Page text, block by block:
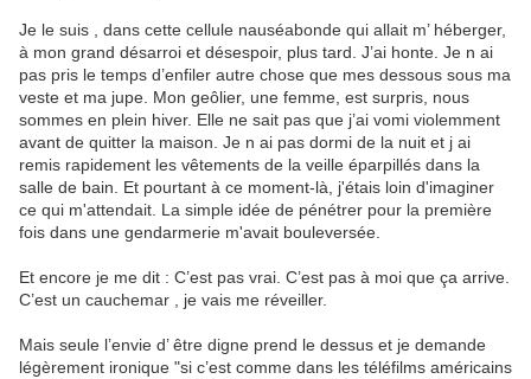
Je le suis , dans cette cellule nauséabonde qui allait m’ héberger,
à mon grand désarroi et désespoir, plus tard. J’ai honte. Je n ai
pas pris le temps d’enfiler autre chose que mes dessous sous ma
veste et ma jupe. Mon geôlier, une femme, est surpris, nous
sommes en plein hiver. Elle ne sait pas que j’ai vomi violemment
avant de quitter la maison. Je n ai pas dormi de la nuit et j ai
remis rapidement les vêtements de la veille éparpillés dans la
salle de bain. Et pourtant à ce moment-là, j'étais loin d'imaginer
ce qui m'attendait. La simple idée de pénétrer pour la première
fois dans une gendarmerie m'avait bouleversée.
Et encore je me dit : C’est pas vrai. C’est pas à moi que ça arrive.
C’est un cauchemar , je vais me réveiller.
Mais seule l’envie d’ être digne prend le dessus et je demande
légèrement ironique "si c’est comme dans les téléfilms américains